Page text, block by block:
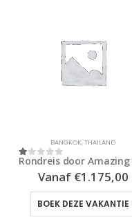
BANGKOK,THAILAND
1out of 5
Vanaf €1.175,00
BOEK DEZE VAKANTIE